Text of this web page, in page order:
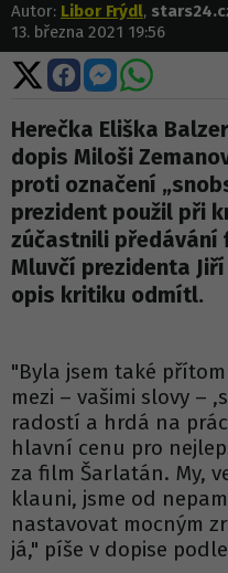
Autor: Libor Frýdl,
13. března 2021 19:56
Sdílet
na
X
Sdílet
na
Facebooku
Sdílet
na
Sdílet
Herečka Eliška
dopis Miloši
proti označení
prezident použil při
zúčastnili předávání
Mluvčí prezidenta
opis kritiku odmítl.
"Byla jsem také
mezi – vašimi slovy –
radostí a hrdá na
hlavní cenu pro
za film Šarlatán. My,
klauni, jsme od
nastavovat mocným
já," píše v dopise